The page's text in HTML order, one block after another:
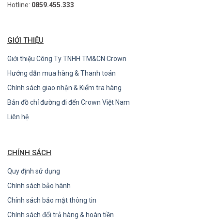
Hotline: 0859.455.333
GIỚI THIỆU
Giới thiệu Công Ty TNHH TM&CN Crown
Hướng dẫn mua hàng & Thanh toán
Chính sách giao nhận & Kiểm tra hàng
Bản đồ chỉ đường đi đến Crown Việt Nam
Liên hệ
CHÍNH SÁCH
Quy định sử dụng
Chính sách bảo hành
Chính sách bảo mật thông tin
Chính sách đổi trả hàng & hoàn tiền